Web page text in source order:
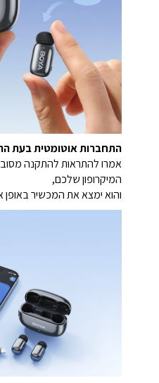
התחברות אוטומטית בעת
אמרו להתראות להתקנה
המיקרופון שלכם,
והוא ימצא את המכשיר באופן